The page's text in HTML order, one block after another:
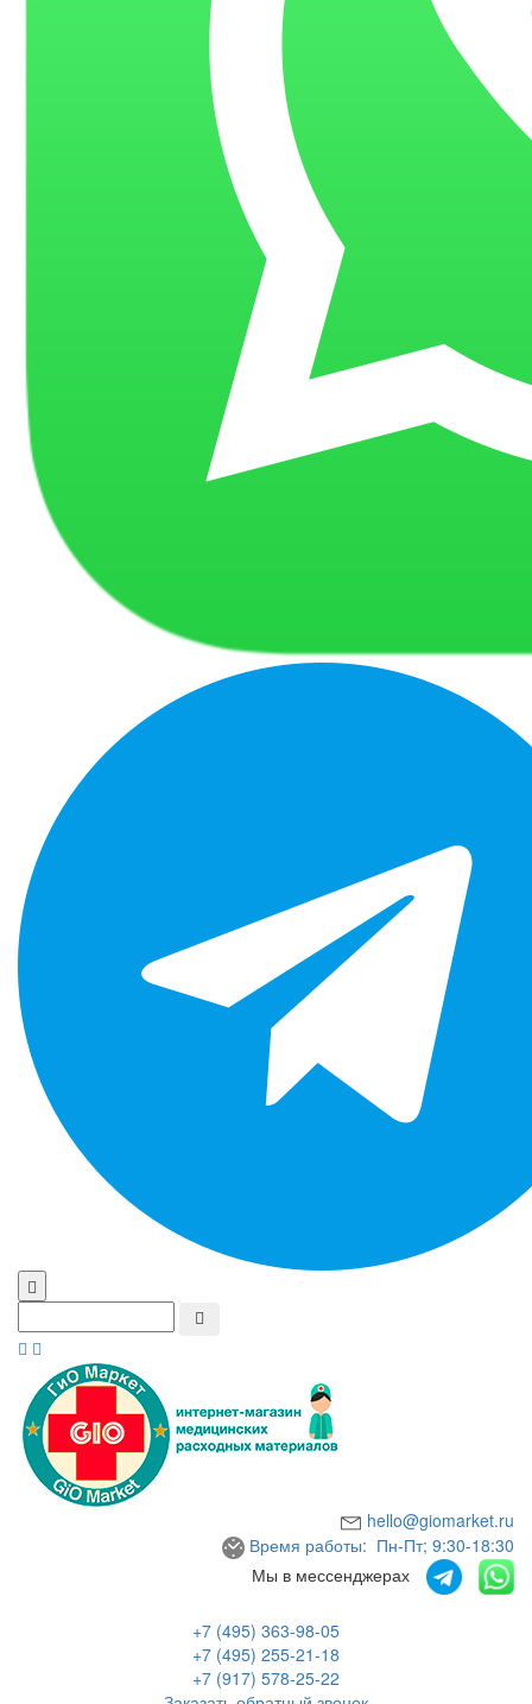
hello@giomarket.ru
Время работы: Пн-Пт; 9:30-18:30
Мы в мессенджерах
+7 (495) 363-98-05
+7 (495) 255-21-18
+7 (917) 578-25-22